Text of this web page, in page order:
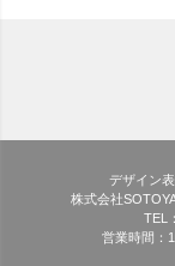
デザイン
株式会社
TEL
営業時間：